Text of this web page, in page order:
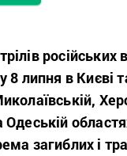
російських
8 липня в Києві
Одеській
загиблих і